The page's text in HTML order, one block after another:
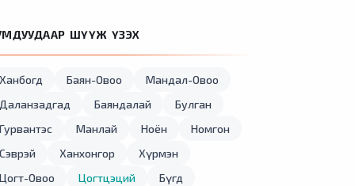
ШҮҮЖ ҮЗЭХ
Ханбогд Баян-Овоо
Мандал-Овоо
Даланзадгад
Баяндалай
Булган
Гурвантэс
Манлай Ноён
Номгон
Сэврэй
Ханхонгор
Хүрмэн
Цогт-Овоо
Цогтцэций Бүгд